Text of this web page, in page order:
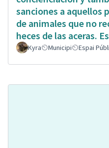
sanciones a aquellos
de animales que no
heces de las aceras.
Kyra Municipi Espai